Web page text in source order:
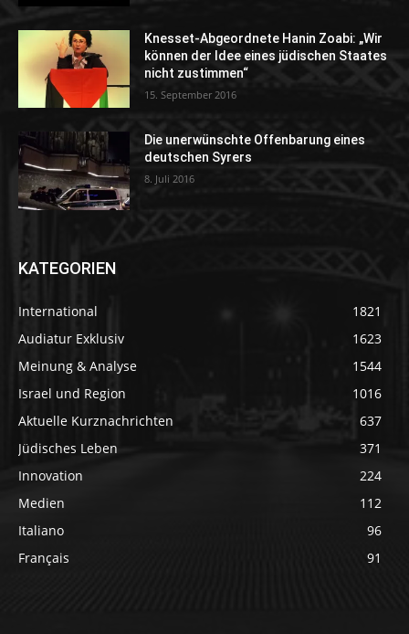
Knesset-Abgeordnete Hanin Zoabi: „Wir
können der Idee eines jüdischen Staates
nicht zustimmen“
15. September 2016
Die unerwünschte Offenbarung eines
deutschen Syrers
8. Juli 2016
KATEGORIEN
International
1821
Audiatur Exklusiv
1623
Meinung & Analyse
1544
Israel und Region
1016
Aktuelle Kurznachrichten
637
Jüdisches Leben
371
Innovation
224
Medien
112
Italiano
96
Français
91